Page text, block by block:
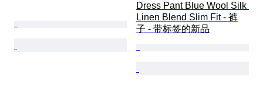
Dress Pant Blue Wool Silk
Linen Blend Slim Fit - 裤
子 - 带标签的新品